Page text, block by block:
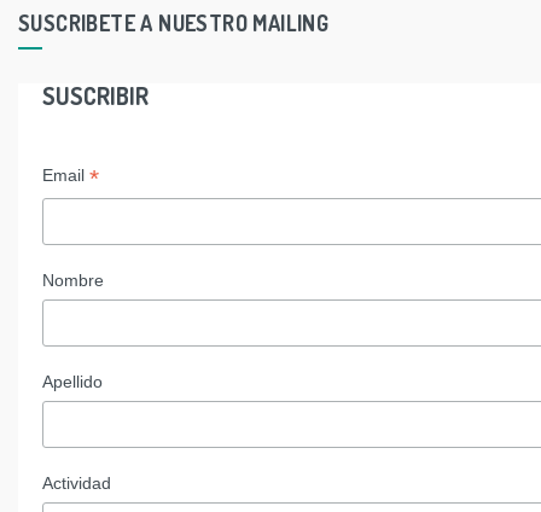
SUSCRIBETE A NUESTRO MAILING
SUSCRIBIR
Email *
Nombre
Apellido
Actividad